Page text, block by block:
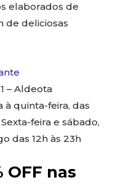
elaborados de
de deliciosas
– Aldeota
à quinta-feira, das
feira e sábado,
das 12h às 23h
OFF nas